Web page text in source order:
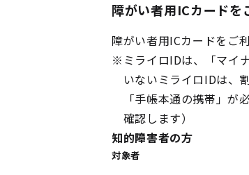
障がい者用ICカードを
障がい者用ICカードをご
※ ミライロIDは、「マイ
いないミライロIDは、
「手帳本通の携帯」
確認します）
知的障害者の方
対象者